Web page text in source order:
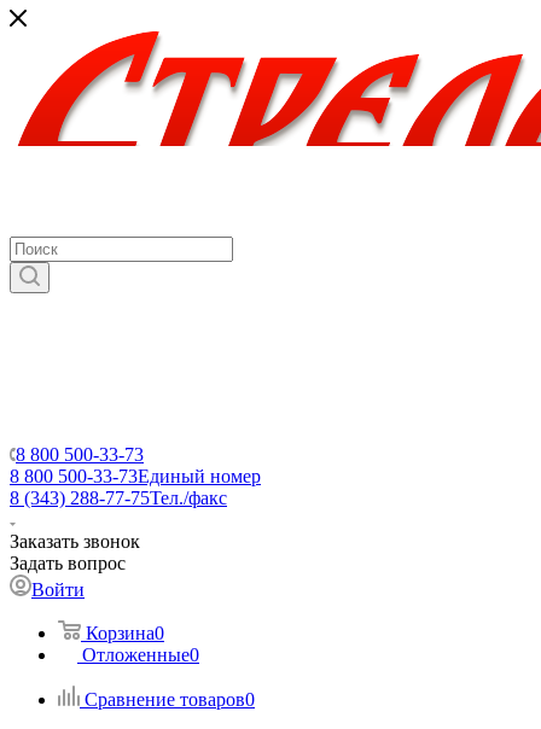
8 800 500-33-73
8 800 500-33-73Единый номер
8 (343) 288-77-75Тел./факс
Заказать звонок
Задать вопрос
Войти
Корзина0
Отложенные0
Сравнение товаров0